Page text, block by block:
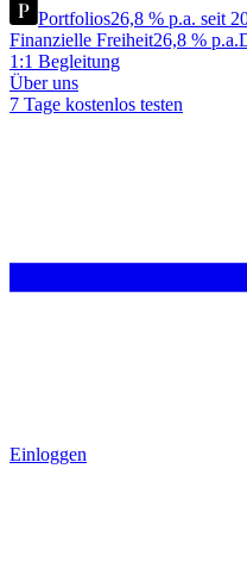
Portfolios26,8 % p.a. seit
Finanzielle Freiheit26,8 % p.a.
1:1 Begleitung
Über uns
7 Tage kostenlos testen
Einloggen